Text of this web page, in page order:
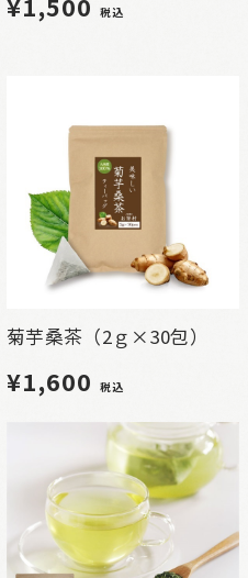
税込
菊芋桑茶（2ｇ×30包）
¥1,600 税込